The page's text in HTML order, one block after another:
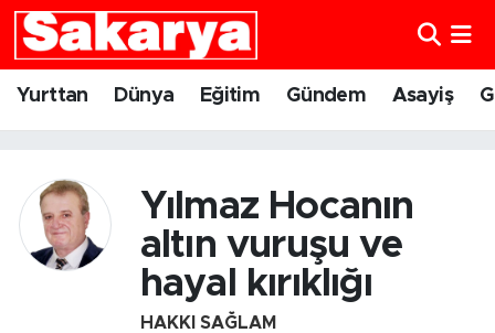
Yurttan Dünya Eğitim Gündem Asayiş
Yılmaz Hocanın
altın vuruşu ve
hayal kırıklığı
HAKKI SAĞLAM
Yurttan
Eğitim
Gündem
Eskişehirspor
Eskişehir Nöbetçi Eczaneler
Eskişehir Namaz Vakitleri
Eskişehir Trafik Yoğunluk Haritası
Süper Lig Puan Durumu ve Fikstür